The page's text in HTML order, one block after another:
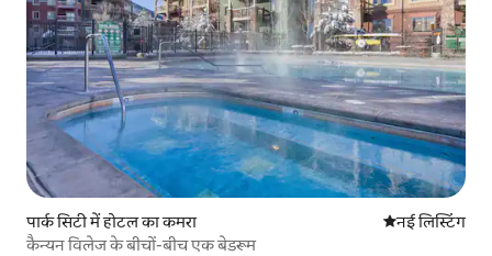
पार्क सिटी में होटल का कमरा ठहरने की नई
नई लिस्टिंग
कैन्यन विलेज के बीचों-बीच एक बेडरूम